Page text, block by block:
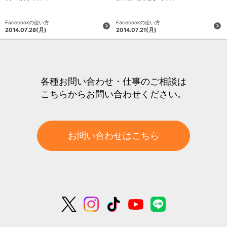
Facebookの使い方
2014.07.28(月)
Facebookの使い方
2014.07.21(月)
各種お問い合わせ・仕事のご相談は
こちらからお問い合わせください。
お問い合わせはこちら